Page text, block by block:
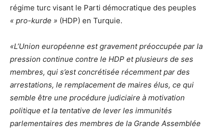
régime turc visant le Parti démocratique des peuples
« pro-kurde » (HDP) en Turquie.
«L’Union européenne est gravement préoccupée par la
pression continue contre le HDP et plusieurs de ses
membres, qui s’est concrétisée récemment par des
arrestations, le remplacement de maires élus, ce qui
semble être une procédure judiciaire à motivation
politique et la tentative de lever les immunités
parlementaires des membres de la Grande Assemblée